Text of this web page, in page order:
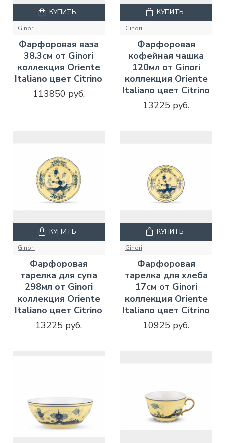
Ginori
Фарфоровая ваза
38.3см от Ginori
коллекция Oriente
Italiano цвет Citrino
113850 руб.
КУПИТЬ
Ginori
Фарфоровая
кофейная чашка
120мл от Ginori
коллекция Oriente
Italiano цвет Citrino
13225 руб.
КУПИТЬ
Ginori
Фарфоровая
тарелка для супа
298мл от Ginori
коллекция Oriente
Italiano цвет Citrino
13225 руб.
КУПИТЬ
Ginori
Фарфоровая
тарелка для хлеба
17см от Ginori
коллекция Oriente
Italiano цвет Citrino
10925 руб.
КУПИТЬ